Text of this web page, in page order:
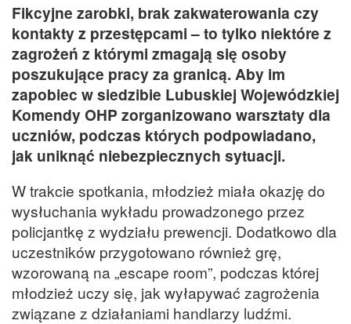
Fikcyjne zarobki, brak zakwaterowania czy
kontakty z przestępcami – to tylko niektóre z
zagrożeń z którymi zmagają się osoby
poszukujące pracy za granicą. Aby im
zapobiec w siedzibie Lubuskiej Wojewódzkiej
Komendy OHP zorganizowano warsztaty dla
uczniów, podczas których podpowiadano,
jak uniknąć niebezpiecznych sytuacji.
W trakcie spotkania, młodzież miała okazję do
wysłuchania wykładu prowadzonego przez
policjantkę z wydziału prewencji. Dodatkowo dla
uczestników przygotowano również grę,
wzorowaną na „escape room”, podczas której
młodzież uczy się, jak wyłapywać zagrożenia
związane z działaniami handlarzy ludźmi.